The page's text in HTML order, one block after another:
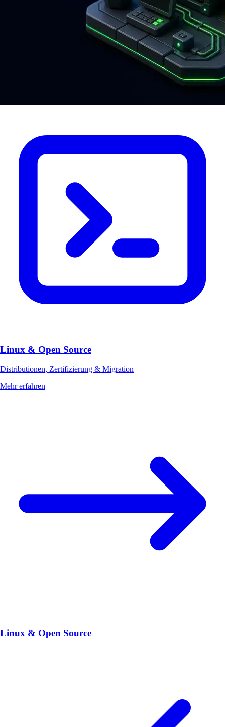
Linux & Open Source
Distributionen, Zertifizierung & Migration
Mehr erfahren
Linux & Open Source